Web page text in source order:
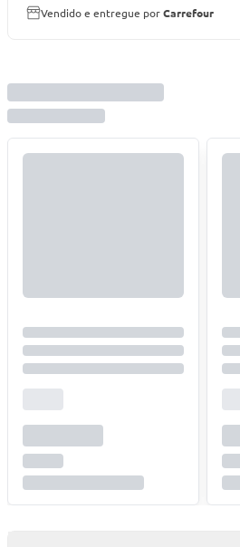
Vendido e entregue porCarrefour